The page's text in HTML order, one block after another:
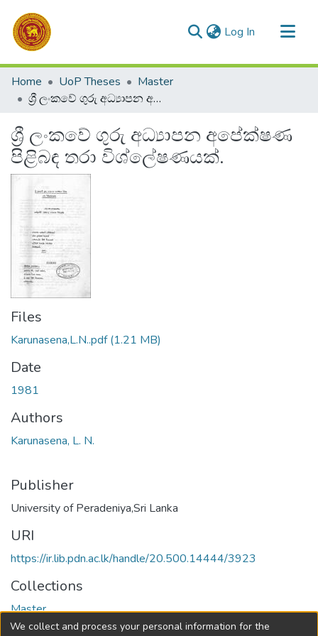
Log In (current)
Communities & Collections
All of DSpace
Home UoP Theses
Master
ශ්‍රී ලංකවේ ගුරු අධ්‍යාපන අපේක්ෂණ පිළිබඳ තරා විශ්ලේෂණයක්.
ශ්‍රී ලංකවේ ගුරු අධ්‍යාපන අපේක්ෂණ
පිළිබඳ තරා විශ්ලේෂණයක්.
Files
Karunasena,L.N..pdf(1.21 MB)
Date
1981
Authors
Karunasena, L. N.
Publisher
University of Peradeniya,Sri Lanka
URI
https://ir.lib.pdn.ac.lk/handle/20.500.14444/3923
Collections
Master
We collect and process your personal information for the